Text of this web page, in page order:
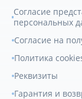
Согласие
персональных
Согласие на
Политика
Реквизиты
Гарантия и